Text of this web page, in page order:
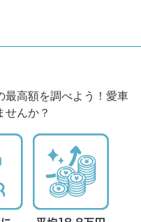
最高額を調べよう！愛車
せんか？